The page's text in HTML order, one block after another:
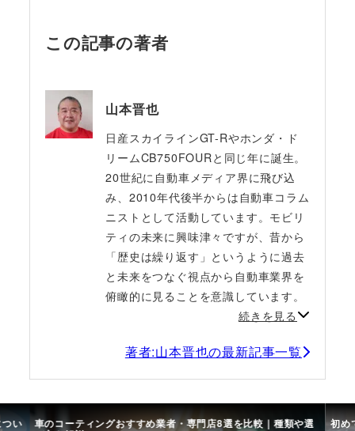
この記事の著者
山本晋也
日産スカイラインGT-Rやホンダ・ド
リームCB750FOURと同じ年に誕生。
20世紀に自動車メディア界に飛び込
み、2010年代後半からは自動車コラム
ニストとして活動しています。モビリ
ティの未来に興味津々ですが、昔から
「歴史は繰り返す」というように過去
と未来をつなぐ視点から自動車業界を
俯瞰的に見ることを意識しています。
続きを見る
著者:山本晋也の最新記事一覧
い 車のコーティングおすすめ業者・専門店8選を比較｜種類や選 初め